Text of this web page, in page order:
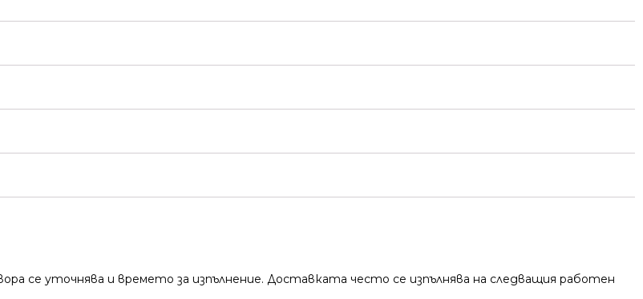
се уточнява и времето за изпълнение. Доставката често се изпълнява на следващия работен